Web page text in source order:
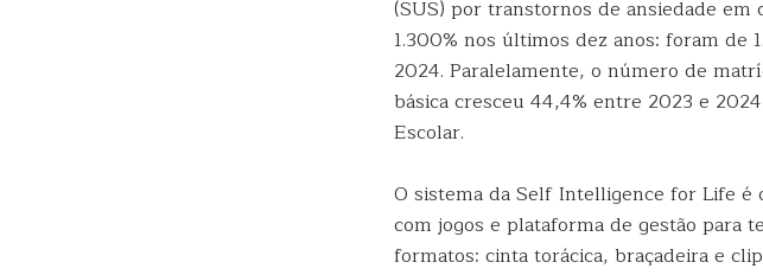
(SUS) por transtornos de ansiedade em
1.300% nos últimos dez anos: foram de
2024. Paralelamente, o número de
básica cresceu 44,4% entre 2023 e
Escolar.
O sistema da Self Intelligence for Life
com jogos e plataforma de gestão para
formatos: cinta torácica, braçadeira e